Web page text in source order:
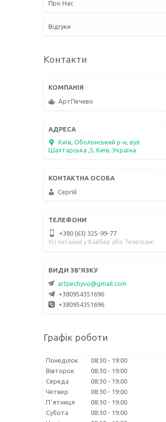
Про Нас
Відгуки
Контакти
АртПечиво
Київ, Оболонський р-н, вул.
Шахтарська ,5, Київ, Україна
Сергій
+380 (63) 325-99-77
Усі питання у Вайбер або Телеграм!
artpechyvo@gmail.com
+380954351696
+380954351696
Графік роботи
Понеділок 08:30
19:00
Вівторок
08:30
19:00
Середа
08:30
19:00
Четвер
08:30
19:00
Пʼятниця
08:30
19:00
Субота
08:30
19:00